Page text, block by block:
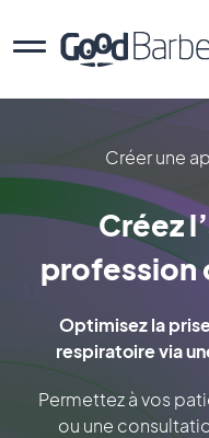
Créer une
Créez
profession
Optimisez la
respiratoire via
Permettez à vos
ou une